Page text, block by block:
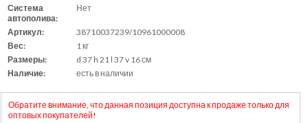
Система
автополива:
Нет
Артикул:
38710037239/10961000008
Вес:
1 кг
Размеры:
d 37 h 21 l 37 v 16 см
Наличие:
есть в наличии
Обратите внимание, что данная позиция доступна к продаже только для
оптовых покупателей!